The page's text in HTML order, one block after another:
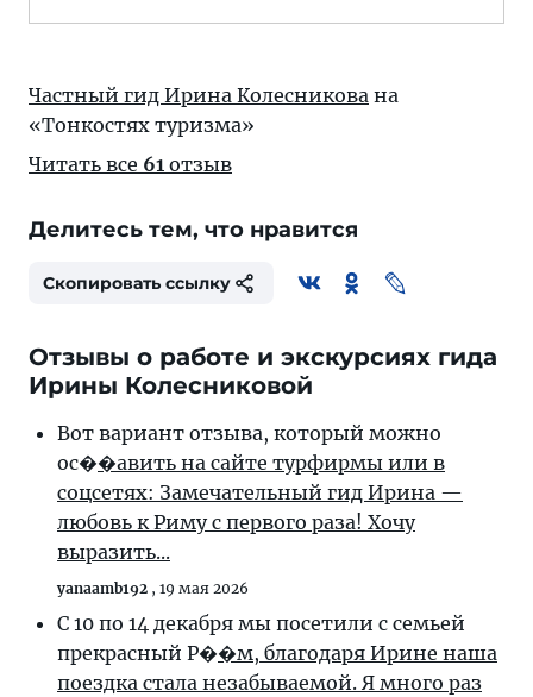
Частный гид Ирина Колесникова на
«Тонкостях туризма»
Читать все 61 отзыв
Делитесь тем, что нравится
Скопировать ссылку
Отзывы о работе и экскурсиях гида
Ирины Колесниковой
Вот вариант отзыва, который можно
ос��авить на сайте турфирмы или в
соцсетях: Замечательный гид Ирина —
любовь к Риму с первого раза! Хочу
выразить...
yanaamb192 , 19 мая 2026
С 10 по 14 декабря мы посетили с семьей
прекрасный Р��м, благодаря Ирине наша
поездка стала незабываемой. Я много раз